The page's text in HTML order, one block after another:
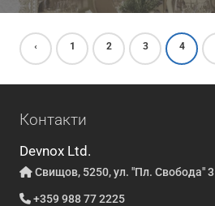
‹ 1 2 3 4
Контакти
Devnox Ltd.
Свищов, 5250, ул. "Пл. Свобода" 3
+359 988 77 2225